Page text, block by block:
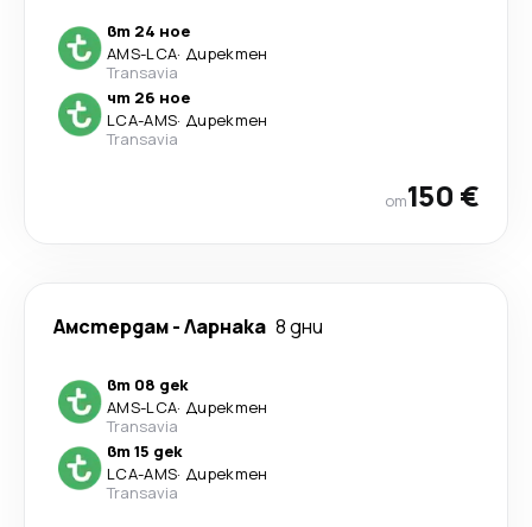
вт 24 ное
AMS-LCA· Директен
Transavia
чт 26 ное
LCA-AMS· Директен
Transavia
от150 €
Амстердам-Ларнака 8 дни
вт 08 дек
AMS-LCA· Директен
Transavia
вт 15 дек
LCA-AMS· Директен
Transavia